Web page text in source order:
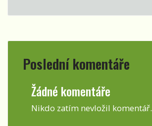
Poslední komentáře
Žádné komentáře
Nikdo zatím nevložil komentář.